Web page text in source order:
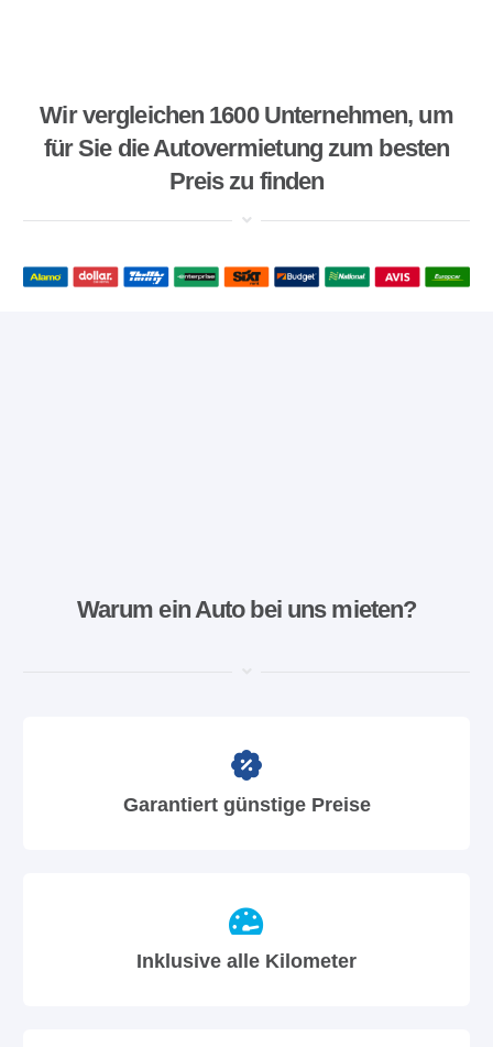
Wir vergleichen 1600 Unternehmen, um
für Sie die Autovermietung zum besten
Preis zu finden
Warum ein Auto bei uns mieten?
Garantiert günstige Preise
Inklusive alle Kilometer